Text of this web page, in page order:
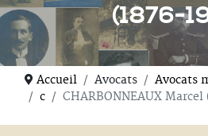
(1876-
Accueil Avocats
Avocats
c
CHARBONNEAUX Marcel